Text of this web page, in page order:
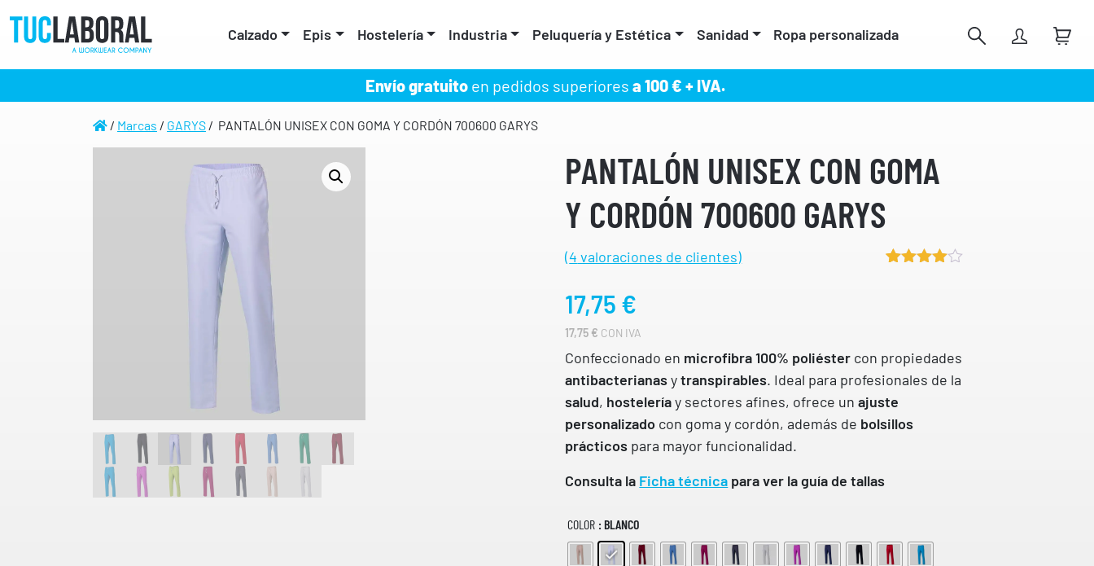
Calzado Epis Hostelería Industria Peluquería y Estética Sanidad Ropa personalizada
Envío gratuito en pedidos superiores a 100 € + IVA.
/ Marcas / GARYS / PANTALÓN UNISEX CON GOMA Y CORDÓN 700600 GARYS
PANTALÓN UNISEX CON GOMA
Y CORDÓN 700600 GARYS
puntuacion
es de
clientes
(4 valoraciones de clientes)
17,75 €
17,75 € CON IVA
Confeccionado en microfibra 100% poliéster con propiedades
antibacterianasytranspirables. Ideal para profesionales de la
salud, hosteleríay sectores afines, ofrece unajuste
personalizado con goma y cordón, además de bolsillos
prácticos para mayor funcionalidad.
Consulta la Ficha técnica para ver la guía de tallas
COLOR : BLANCO